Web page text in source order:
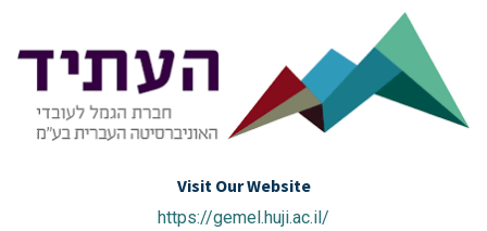
Visit Our Website
https://gemel.huji.ac.il/